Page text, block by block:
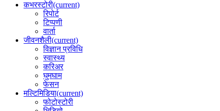
कभरस्टोरी(current)
रिपोर्ट
टिप्पणी
वार्ता
जीवनशैली(current)
विज्ञान प्रविधि
स्वास्थ्य
करिअर
घुमघाम
फेसन
मल्टिमिडिया(current)
फोटोस्टोरी